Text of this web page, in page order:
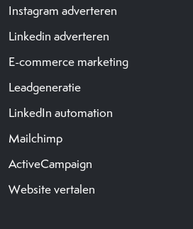
Instagram adverteren
Linkedin adverteren
E-commerce marketing
Leadgeneratie
LinkedIn automation
Mailchimp
ActiveCampaign
Website vertalen